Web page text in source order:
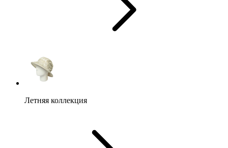
Летняя коллекция